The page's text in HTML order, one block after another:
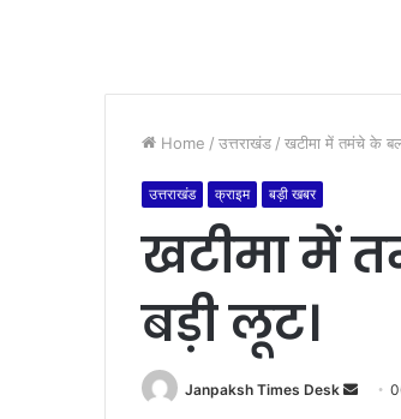
Home / उत्तराखंड / खटीमा में तमंचे के
उत्तराखंड क्राइम बड़ी खबर
खटीमा में
बड़ी लूट।
Janpaksh Times Desk